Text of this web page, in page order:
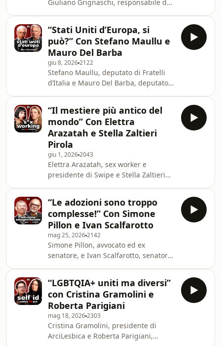
intervento dello Stato. Learn more ab
Giuliano Grignaschi, responsabile del
tema della sperimentazione animale,
confrontandosi sulle esigenze della
ricerca scientifica, sul benessere
animale e sulla possibilità di
sviluppare e adottare metodi
alternativi in grado di ridurre o
sostituire l'utilizzo degli animali.
Learn more about
“Stati Uniti d’Europa, si
può?” Con Stefano Maullu e
Mauro Del Barba
giu 8, 20262122
Stefano Maullu, deputato di Fratelli
d’Italia e Mauro Del Barba, deputato
le possibili strade per una maggiore
integrazione europea. Il dibattito si
concentra in particolare sull’ipotesi di
un esercito comune europeo e sulla
possibile abolizione del diritto di veto,
mettendo a confronto visioni
differenti sul futuro pol
“Il mestiere più antico del
mondo” Con Elettra
Arazatah e Stella Zaltieri
Pirola
giu 1, 20262043
Elettra Arazatah, sex worker e
presidente di Swipe e Stella Zaltieri
prostituzione, analizzandone
implicazioni sociali, culturali e
normative. Attraverso punti di vista
differenti, il dibattito affronta
questioni legate ai diritti, alla libertà
individuale, allo stigma sociale e alla
regolamentazione del sex work nella
società contemporan
“Le adozioni sono troppo
complesse!” Con Simone
Pillon e Ivan Scalfarotto
mag 25, 20262142
Simone Pillon, avvocato ed ex
senatore, e Ivan Scalfarotto, senatore
monoparentali, mettendo a confronto
visioni differenti su famiglia, diritti
civili e tutela dei minori. Learn more
about your ad choices. Visit
podcastchoices.com/adchoices
“LGBTQIA+ uniti ma diversi”
con Cristina Gramolini e
Roberta Parigiani
mag 18, 20262303
Cristina Gramolini, presidente di
ArciLesbica e Roberta Parigiani,